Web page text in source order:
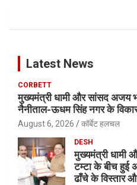
Latest News
CORBETT
मुख्यमंत्री धामी और सांसद अजय
नैनीताल-ऊधम सिंह नगर के विकास
August 6, 2026 कॉर्बेट हलचल
DESH
मुख्यमंत्री धामी
टम्टा के बीच हुई
ढाँचे के विस्तार